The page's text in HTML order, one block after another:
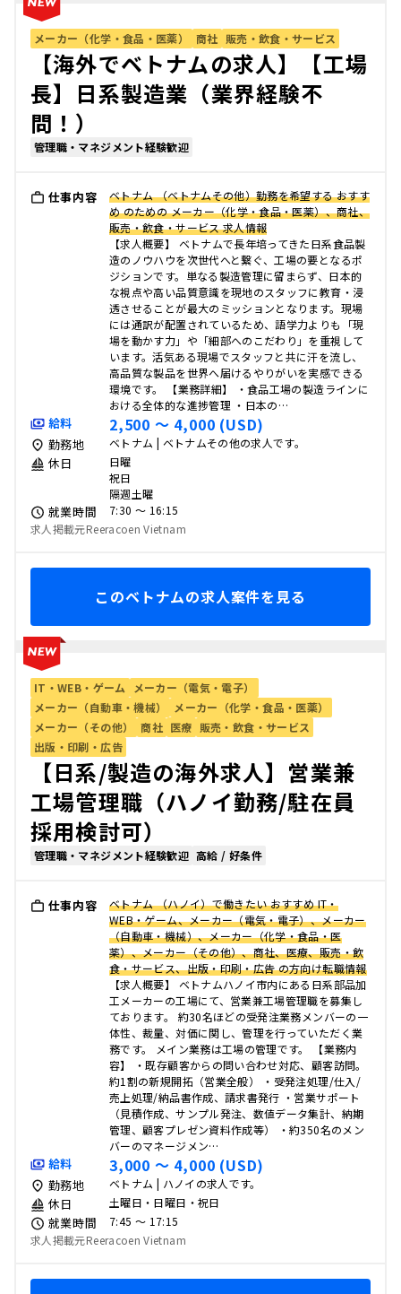
メーカー（化学・食品・医薬） 商社 販売・飲食・サービス
【海外でベトナムの求人】【工場
長】日系製造業（業界経験不
問！）
管理職・マネジメント経験歓迎
仕事内容
ベトナム （ベトナムその他）勤務を希望する おすす
め のための メーカー（化学・食品・医薬）、商社、
販売・飲食・サービス 求人情報
【求人概要】 ベトナムで長年培ってきた日系食品製
造のノウハウを次世代へと繋ぐ、工場の要となるポ
ジションです。単なる製造管理に留まらず、日本的
な視点や高い品質意識を現地のスタッフに教育・浸
透させることが最大のミッションとなります。現場
には通訳が配置されているため、語学力よりも「現
場を動かす力」や「細部へのこだわり」を重視して
います。活気ある現場でスタッフと共に汗を流し、
高品質な製品を世界へ届けるやりがいを実感できる
環境です。 【業務詳細】 ・食品工場の製造ラインに
おける全体的な進捗管理 ・日本の…
給料 2,500 〜 4,000 (USD)
勤務地 ベトナム | ベトナムその他の求人です。
休日
日曜
祝日
隔週土曜
就業時間
7:30 〜 16:15
求人掲載元Reeracoen Vietnam
このベトナムの求人案件を見る
IT・WEB・ゲーム
メーカー（電気・電子）
メーカー（自動車・機械）
メーカー（化学・食品・医薬）
メーカー（その他）
商社 医療 販売・飲食・サービス
出版・印刷・広告
【日系/製造の海外求人】営業兼
工場管理職（ハノイ勤務/駐在員
採用検討可）
管理職・マネジメント経験歓迎 高給 / 好条件
仕事内容
ベトナム （ハノイ）で働きたい おすすめ IT・
WEB・ゲーム、メーカー（電気・電子）、メーカー
（自動車・機械）、メーカー（化学・食品・医
薬）、メーカー（その他）、商社、医療、販売・飲
食・サービス、出版・印刷・広告 の方向け転職情報
【求人概要】 ベトナムハノイ市内にある日系部品加
工メーカーの工場にて、営業兼工場管理職を募集し
ております。 約30名ほどの受発注業務メンバーの一
体性、裁量、対価に関し、管理を行っていただく業
務です。 メイン業務は工場の管理です。 【業務内
容】 ・既存顧客からの問い合わせ対応、顧客訪問。
約1割の新規開拓（営業全般） ・受発注処理/仕入/
売上処理/納品書作成、請求書発行 ・営業サポート
（見積作成、サンプル発注、数値データ集計、納期
管理、顧客プレゼン資料作成等） ・約350名のメン
バーのマネージメン…
給料 3,000 〜 4,000 (USD)
勤務地 ベトナム | ハノイの求人です。
休日 土曜日・日曜日・祝日
就業時間
7:45 〜 17:15
求人掲載元Reeracoen Vietnam